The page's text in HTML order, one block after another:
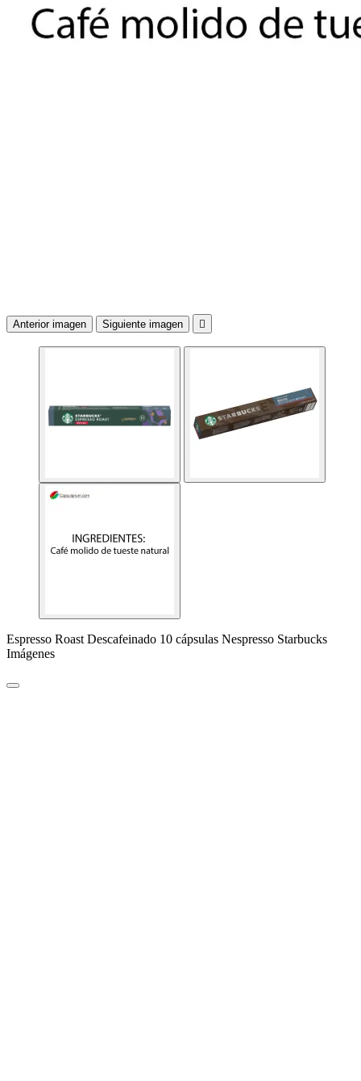
Anterior imagen Siguiente imagen 
Espresso Roast Descafeinado 10 cápsulas Nespresso Starbucks
Imágenes